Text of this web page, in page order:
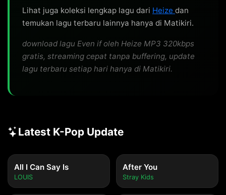
Lihat juga koleksi lengkap lagu dari Heize dan
temukan lagu terbaru lainnya hanya di Matikiri.
download lagu Even if oleh Heize MP3 320kbps
gratis, streaming cepat tanpa buffering, update
lagu terbaru setiap hari hanya di Matikiri.
Latest K-Pop Update
All I Can Say Is
LOUIS
After You
Stray Kids